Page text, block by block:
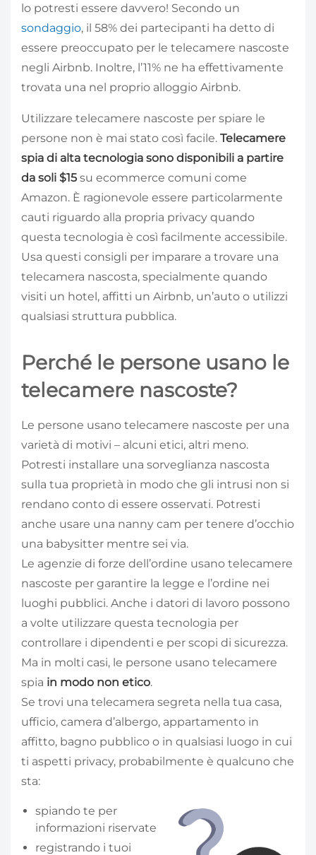
lo potresti essere davvero! Secondo un
sondaggio, il 58% dei partecipanti ha detto di
essere preoccupato per le telecamere nascoste
negli Airbnb. Inoltre, l’11% ne ha effettivamente
trovata una nel proprio alloggio Airbnb.
Utilizzare telecamere nascoste per spiare le
persone non è mai stato così facile. Telecamere
spia di alta tecnologia sono disponibili a partire
da soli $15 su ecommerce comuni come
Amazon. È ragionevole essere particolarmente
cauti riguardo alla propria privacy quando
questa tecnologia è così facilmente accessibile.
Usa questi consigli per imparare a trovare una
telecamera nascosta, specialmente quando
visiti un hotel, affitti un Airbnb, un’auto o utilizzi
qualsiasi struttura pubblica.
Perché le persone usano le
telecamere nascoste?
Le persone usano telecamere nascoste per una
varietà di motivi – alcuni etici, altri meno.
Potresti installare una sorveglianza nascosta
sulla tua proprietà in modo che gli intrusi non si
rendano conto di essere osservati. Potresti
anche usare una nanny cam per tenere d’occhio
una babysitter mentre sei via.
Le agenzie di forze dell’ordine usano telecamere
nascoste per garantire la legge e l’ordine nei
luoghi pubblici. Anche i datori di lavoro possono
a volte utilizzare questa tecnologia per
controllare i dipendenti e per scopi di sicurezza.
Ma in molti casi, le persone usano telecamere
spia in modo non etico.
Se trovi una telecamera segreta nella tua casa,
ufficio, camera d’albergo, appartamento in
affitto, bagno pubblico o in qualsiasi luogo in cui
ti aspetti privacy, probabilmente è qualcuno che
sta:
spiando te per
informazioni riservate
registrando i tuoi